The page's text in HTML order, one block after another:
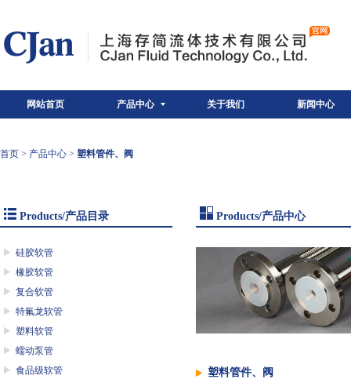
网站首页 产品中心 关于我们 新闻中心
首页 > 产品中心 > 塑料管件、阀
Products/产品目录
硅胶软管
橡胶软管
复合软管
特氟龙软管
塑料软管
蠕动泵管
食品级软管
Products/产品中心
塑料管件、阀